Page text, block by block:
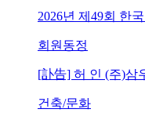
2026년 제49회 한
회원동정
[訃告] 허 인 (주)삼
건축/문화